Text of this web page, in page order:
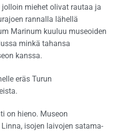
miehet olivat rautaa ja
rannalla lähellä
Marinum kuuluu museoiden
minkä tahansa
kanssa.
eräs Turun
on hieno. Museon
isojen laivojen satama-